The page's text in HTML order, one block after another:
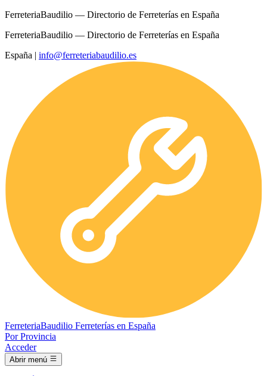
FerreteriaBaudilio — Directorio de Ferreterías en España
FerreteriaBaudilio — Directorio de Ferreterías en España
España | info@ferreteriabaudilio.es
FerreteriaBaudilio Ferreterías en España
Por Provincia
Acceder
Abrir menú